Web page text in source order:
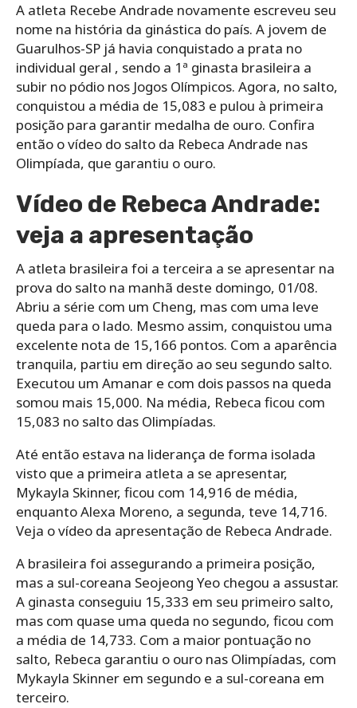
A atleta Recebe Andrade novamente escreveu seu
nome na história da ginástica do país. A jovem de
Guarulhos-SP já havia conquistado a prata no
individual geral , sendo a 1ª ginasta brasileira a
subir no pódio nos Jogos Olímpicos. Agora, no salto,
conquistou a média de 15,083 e pulou à primeira
posição para garantir medalha de ouro. Confira
então o vídeo do salto da Rebeca Andrade nas
Olimpíada, que garantiu o ouro.
Vídeo de Rebeca Andrade:
veja a apresentação
A atleta brasileira foi a terceira a se apresentar na
prova do salto na manhã deste domingo, 01/08.
Abriu a série com um Cheng, mas com uma leve
queda para o lado. Mesmo assim, conquistou uma
excelente nota de 15,166 pontos. Com a aparência
tranquila, partiu em direção ao seu segundo salto.
Executou um Amanar e com dois passos na queda
somou mais 15,000. Na média, Rebeca ficou com
15,083 no salto das Olimpíadas.
Até então estava na liderança de forma isolada
visto que a primeira atleta a se apresentar,
Mykayla Skinner, ficou com 14,916 de média,
enquanto Alexa Moreno, a segunda, teve 14,716.
Veja o vídeo da apresentação de Rebeca Andrade.
A brasileira foi assegurando a primeira posição,
mas a sul-coreana Seojeong Yeo chegou a assustar.
A ginasta conseguiu 15,333 em seu primeiro salto,
mas com quase uma queda no segundo, ficou com
a média de 14,733. Com a maior pontuação no
salto, Rebeca garantiu o ouro nas Olimpíadas, com
Mykayla Skinner em segundo e a sul-coreana em
terceiro.